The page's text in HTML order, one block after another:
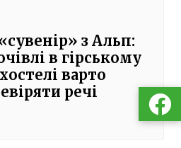
з Альп:
в гірському
варто
речі